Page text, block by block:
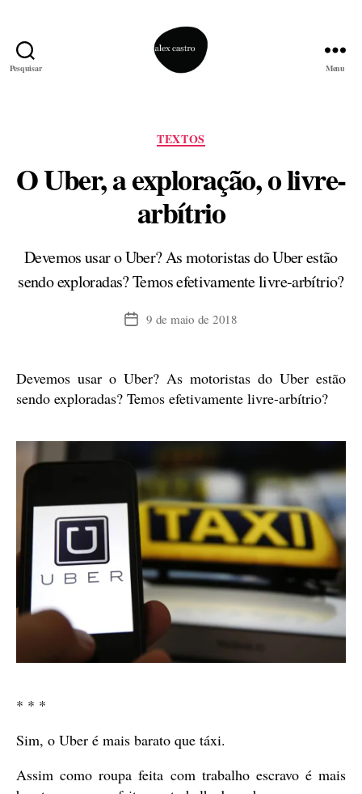
Pesquisar Menu
Categorias
TEXTOS
O Uber, a exploração, o livre-
arbítrio
Devemos usar o Uber? As motoristas do Uber estão
sendo exploradas? Temos efetivamente livre-arbítrio?
Data9 de maio de 2018
Devemos usar o Uber? As motoristas do Uber estão
sendo exploradas? Temos efetivamente livre-arbítrio?
* * *
Sim, o Uber é mais barato que táxi.
Assim como roupa feita com trabalho escravo é mais